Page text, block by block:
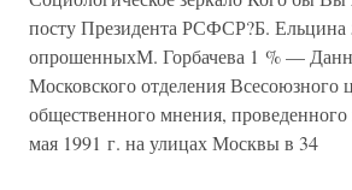
посту Президента РСФСР?Б. Ельцина
опрошенныхМ. Горбачева 1 % —
Московского отделения Всесоюзного
общественного мнения, проведенного
мая 1991 г. на улицах Москвы в 34